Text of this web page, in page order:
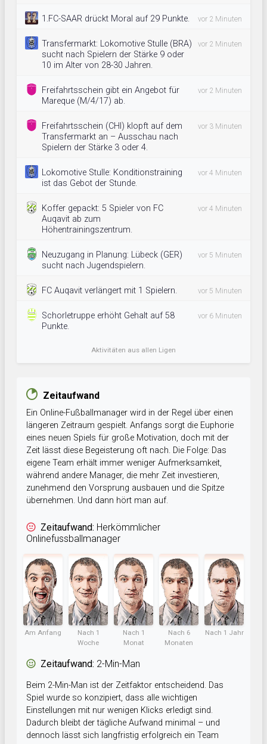
1.FC-SAAR drückt Moral auf 29 Punkte. vor 2 Minuten
Transfermarkt: Lokomotive Stulle (BRA)
sucht nach Spielern der Stärke 9 oder
10 im Alter von 28-30 Jahren.
vor 2 Minuten
Freifahrtsschein gibt ein Angebot für
Mareque (M/4/17) ab.
vor 2 Minuten
Freifahrtsschein (CHI) klopft auf dem
Transfermarkt an – Ausschau nach
Spielern der Stärke 3 oder 4.
vor 3 Minuten
Lokomotive Stulle: Konditionstraining
ist das Gebot der Stunde.
vor 4 Minuten
Koffer gepackt: 5 Spieler von FC
Auqavit ab zum
Höhentrainingszentrum.
vor 4 Minuten
Neuzugang in Planung: Lübeck (GER)
sucht nach Jugendspielern.
vor 5 Minuten
FC Auqavit verlängert mit 1 Spielern. vor 5 Minuten
Schorletruppe erhöht Gehalt auf 58
Punkte.
vor 6 Minuten
Aktivitäten aus allen Ligen
Zeitaufwand
Ein Online-Fußballmanager wird in der Regel über einen
längeren Zeitraum gespielt. Anfangs sorgt die Euphorie
eines neuen Spiels für große Motivation, doch mit der
Zeit lässt diese Begeisterung oft nach. Die Folge: Das
eigene Team erhält immer weniger Aufmerksamkeit,
während andere Manager, die mehr Zeit investieren,
zunehmend den Vorsprung ausbauen und die Spitze
übernehmen. Und dann hört man auf.
Zeitaufwand: Herkömmlicher
Onlinefussballmanager
Am Anfang
Nach 1
Woche
Nach 1
Monat
Nach 6
Monaten
Nach 1 Jahr
Zeitaufwand: 2-Min-Man
Beim 2-Min-Man ist der Zeitfaktor entscheidend. Das
Spiel wurde so konzipiert, dass alle wichtigen
Einstellungen mit nur wenigen Klicks erledigt sind.
Dadurch bleibt der tägliche Aufwand minimal – und
dennoch lässt sich langfristig erfolgreich ein Team